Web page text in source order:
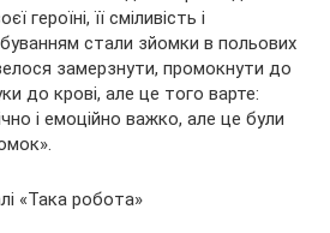
героїні, її сміливість і
стали зйомки в польових
замерзнути, промокнути до
до крові, але це того варте:
і емоційно важко, але це були
«Така робота»